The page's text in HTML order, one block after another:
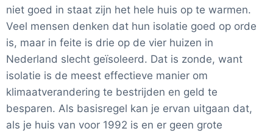
niet goed in staat zijn het hele huis op te warmen.
Veel mensen denken dat hun isolatie goed op orde
is, maar in feite is drie op de vier huizen in
Nederland slecht geïsoleerd. Dat is zonde, want
isolatie is de meest effectieve manier om
klimaatverandering te bestrijden en geld te
besparen. Als basisregel kan je ervan uitgaan dat,
als je huis van voor 1992 is en er geen grote